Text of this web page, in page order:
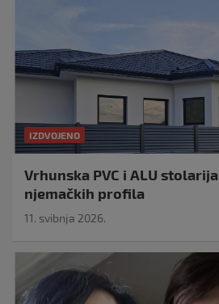
IZDVOJENO
Vrhunska PVC i ALU
njemačkih profila
11. svibnja 2026.